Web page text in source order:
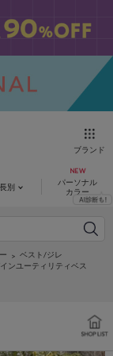
ブランド
別
パーソナル
カラー
ベスト/ジレ
ンユーティリティベス